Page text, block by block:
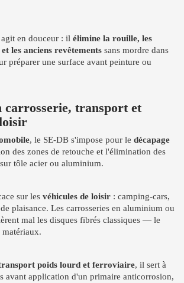
en douceur : il élimine la rouille, les
les anciens revêtements sans mordre dans
préparer une surface avant peinture ou
carrosserie, transport et
, le SE-DB s'impose pour le décapage
des zones de retouche et l'élimination des
tôle acier ou aluminium.
sur les véhicules de loisir : camping-cars,
plaisance. Les carrosseries en aluminium ou
mal les disques fibrés classiques — le
matériaux.
poids lourd et ferroviaire, il sert à
avant application d'un primaire anticorrosion,